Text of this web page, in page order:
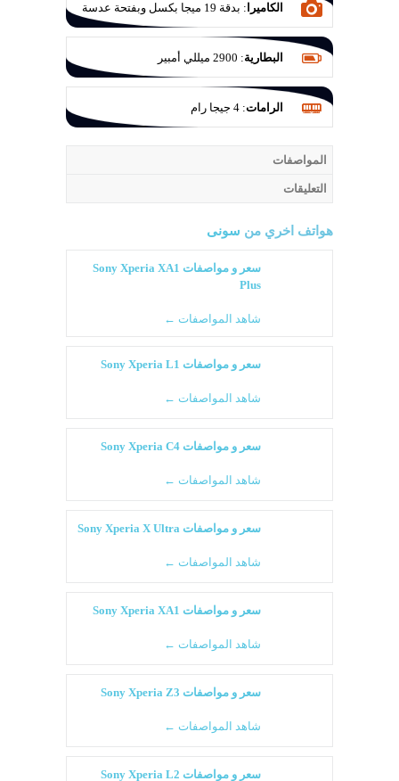
الكاميرا :
بدقة 19 ميجا بكسل وبفتحة عدسة
f/2.0
البطارية: 2900 ميللي أمبير
الرامات: 4 جيجا رام
المواصفات
التعليقات
هواتف اخري من سونى
سعر و مواصفات Sony Xperia XA1
Plus
شاهد المواصفات ←
سعر و مواصفات Sony Xperia L1
شاهد المواصفات ←
سعر و مواصفات Sony Xperia C4
شاهد المواصفات ←
سعر و مواصفات Sony Xperia X Ultra
شاهد المواصفات ←
سعر و مواصفات Sony Xperia XA1
شاهد المواصفات ←
سعر و مواصفات Sony Xperia Z3
شاهد المواصفات ←
سعر و مواصفات Sony Xperia L2